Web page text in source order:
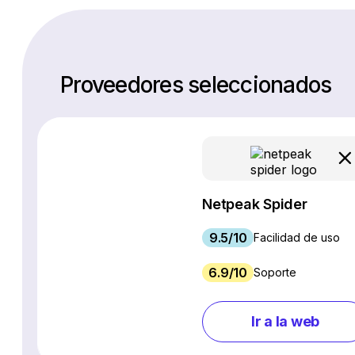
Proveedores seleccionados
Netpeak Spider
9.5/10 Facilidad de uso
6.9/10 Soporte
Ir a la web